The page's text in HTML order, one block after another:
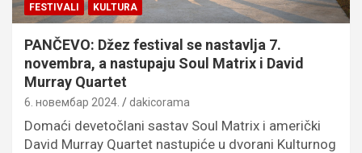
FESTIVALI KULTURA
PANČEVO: Džez festival se nastavlja 7.
novembra, a nastupaju Soul Matrix i David
Murray Quartet
6. новембар 2024. dakicorama
Domaći devetočlani sastav Soul Matrix i američki
David Murray Quartet nastupiće u dvorani Kulturnog